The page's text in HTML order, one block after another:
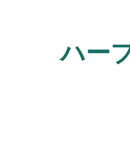
ハー